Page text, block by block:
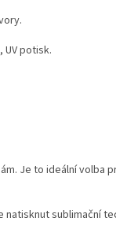
potisk.
Je to ideální volba
natisknut sublimační